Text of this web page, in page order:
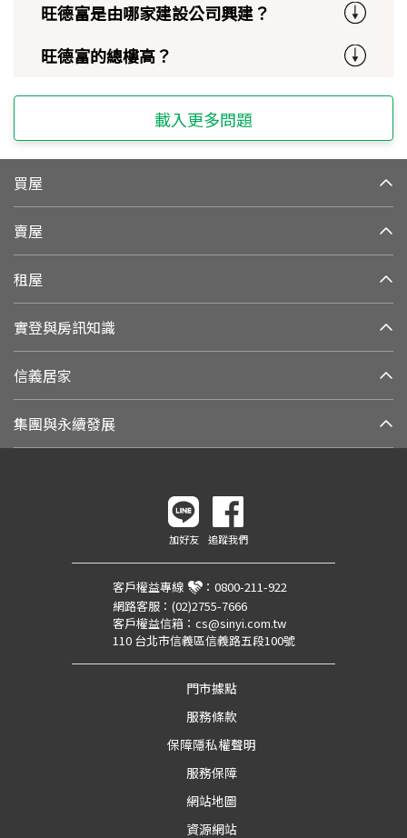
旺德富是由哪家建設公司興建？
旺德富的總樓高？
載入更多問題
買屋
賣屋
租屋
實登與房訊知識
信義居家
集團與永續發展
加好友 追蹤我們
客戶權益專線 ： 0800-211-922
網路客服： (02)2755-7666
客戶權益信箱： cs@sinyi.com.tw
110 台北市信義區信義路五段100號
門市據點
服務條款
保障隱私權聲明
服務保障
網站地圖
資源網站